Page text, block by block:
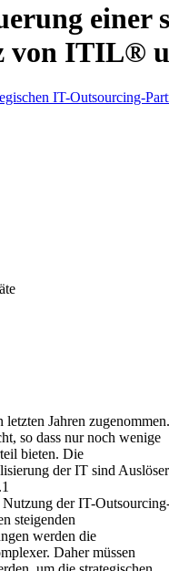
einer
von ITIL®
Jahren zugenommen.
so dass nur noch wenige
bieten. Die
der IT sind Auslöser
der IT-
steigenden
werden die
Daher müssen